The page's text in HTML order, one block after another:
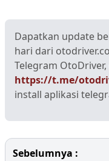
Dapatkan update
hari dari
Telegram
https://t.me/
install aplikasi
Sebelumnya :